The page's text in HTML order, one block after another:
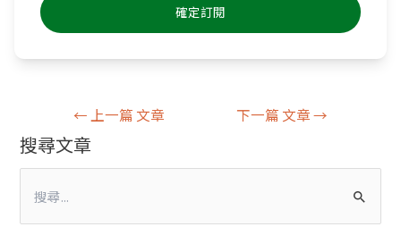
← 上一篇 文章 下一篇 文章→
搜尋文章